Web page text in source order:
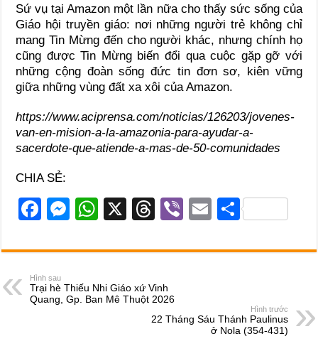
Sứ vụ tại Amazon một lần nữa cho thấy sức sống của
Giáo hội truyền giáo: nơi những người trẻ không chỉ
mang Tin Mừng đến cho người khác, nhưng chính họ
cũng được Tin Mừng biến đổi qua cuộc gặp gỡ với
những cộng đoàn sống đức tin đơn sơ, kiên vững
giữa những vùng đất xa xôi của Amazon.
https://www.aciprensa.com/noticias/126203/jovenes-
van-en-mision-a-la-amazonia-para-ayudar-a-
sacerdote-que-atiende-a-mas-de-50-comunidades
CHIA SẺ:
F
c
e
b
M
ss
e
n
W
at
A
X
T
e
d
s
Vi
er
E
ail
S
ar
Hình sau
Trại hè Thiếu Nhi Giáo xứ Vinh
Quang, Gp. Ban Mê Thuột 2026
Hình trước
22 Tháng Sáu Thánh Paulinus
ở Nola (354-431)